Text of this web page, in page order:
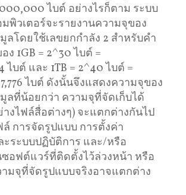
ไบต์ อย่างไรก็ตาม ระบบ
พิวเตอร์จะรายงานความจุของ
ลโดยใช้เลขยกกำลัง 2 สำหรับคำ
1GB = 2^30 ไบต์ =
ไบต์ และ 1TB = 2^40 ไบต์ =
ไบต์ ดังนั้นจึงแสดงความจุของ
ลที่น้อยกว่า ความจุที่จัดเก็บได้
งไฟล์สื่อต่างๆ) จะแตกต่างกันไป
การจัดรูปแบบ การตั้งค่า
ระบบปฏิบัติการ และ/หรือ
อฟต์แวร์ที่ติดตั้งไว้ล่วงหน้า หรือ
ามจุที่จัดรูปแบบจริงอาจแตกต่าง